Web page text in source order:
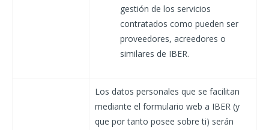
gestión de los servicios
contratados como pueden ser
proveedores, acreedores o
similares de IBER.
Los datos personales que se facilitan
mediante el formulario web a IBER (y
que por tanto posee sobre ti) serán